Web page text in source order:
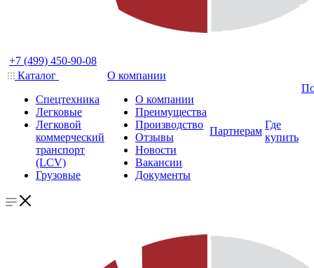
+7 (499) 450-90-08
Каталог
Спецтехника
Легковые
Легковой
коммерческий
транспорт
(LCV)
Грузовые
О компании
О компании
Преимущества
Производство
Отзывы
Новости
Вакансии
Документы
Партнерам
Где
купить